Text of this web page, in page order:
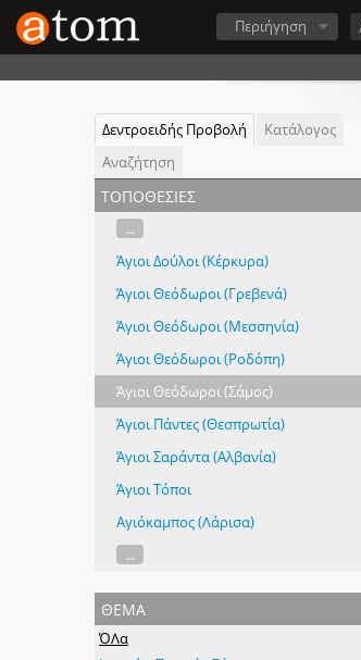
Περιήγηση
Δεντροειδής Προβολή
Κατάλογος
Αναζήτηση
τοποθεσίες
...
Άγιοι Δούλοι (Κέρκυρα)
Άγιοι Θεόδωροι (Γρεβενά)
Άγιοι Θεόδωροι (Μεσσηνία)
Άγιοι Θεόδωροι (Ροδόπη)
Άγιοι Θεόδωροι (Σάμος)
Άγιοι Πάντες (Θεσπρωτία)
Άγιοι Σαράντα (Αλβανία)
Άγιοι Τόποι
Αγιόκαμπος (Λάρισα)
...
θέμα
ΌΛα